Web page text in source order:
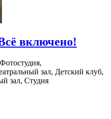
включено!
зал, Детский клуб,
зал, Студия